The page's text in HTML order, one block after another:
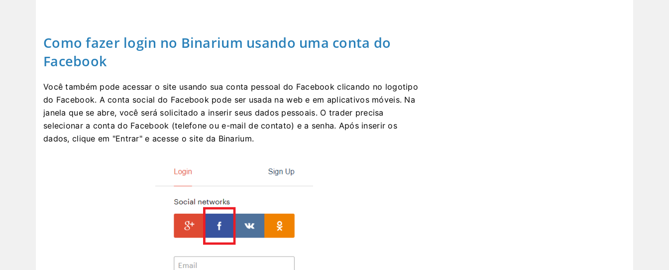
Como fazer login no Binarium usando uma conta do
Facebook
Você também pode acessar o site usando sua conta pessoal do Facebook clicando no logotipo
do Facebook. A conta social do Facebook pode ser usada na web e em aplicativos móveis. Na
janela que se abre, você será solicitado a inserir seus dados pessoais. O trader precisa
selecionar a conta do Facebook (telefone ou e-mail de contato) e a senha. Após inserir os
dados, clique em "Entrar" e acesse o site da Binarium.